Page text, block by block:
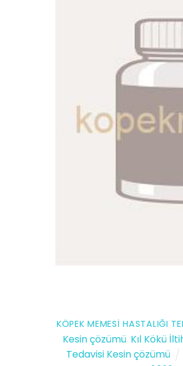
KÖPEK MEMESI HASTALIĞI
Kesin çözümü Kıl Kökü
Tedavisi Kesin çözümü